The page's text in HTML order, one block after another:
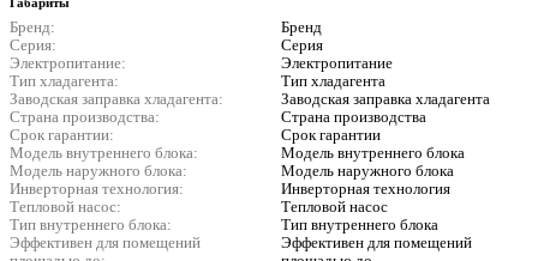
Бренд:
Бренд
Серия:
Серия
Электропитание:
Электропитание
Тип хладагента:
Тип хладагента
Заводская заправка хладагента:
Заводская заправка хладагента
Страна производства:
Страна производства
Срок гарантии:
Срок гарантии
Модель внутреннего блока:
Модель внутреннего блока
Модель наружного блока:
Модель наружного блока
Инверторная технология:
Инверторная технология
Тепловой насос:
Тепловой насос
Тип внутреннего блока:
Тип внутреннего блока
Эффективен для помещений
Эффективен для помещений